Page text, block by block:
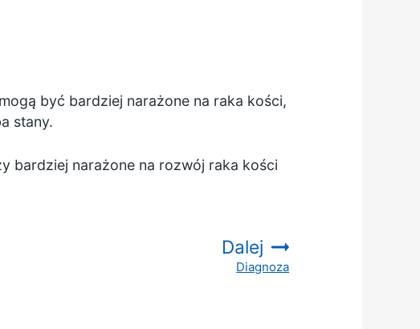
mogą być bardziej narażone na raka kości,
stany.
bardziej narażone na rozwój raka kości
Dalej
:
Diagnoza